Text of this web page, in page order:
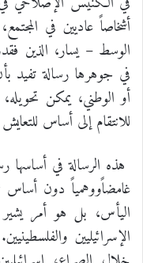
أشخاصاً عاديين في
الوسط – يسار، الذين
في جوهرها رسالة تفيد
أو الوطني، يمكن
للانتقام إلى أساس
هذه الرسالة في
غامضاًووهمياً دون
اليأس، بل هو أمر
الإسرائيليين